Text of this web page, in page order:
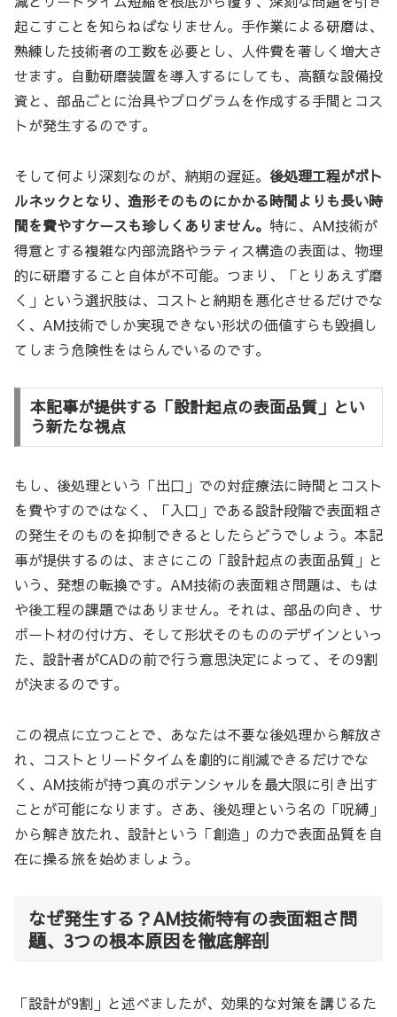
起こすことを知らねばなりません。手作業による研磨は、
熟練した技術者の工数を必要とし、人件費を著しく増大さ
せます。自動研磨装置を導入するにしても、高額な設備投
資と、部品ごとに治具やプログラムを作成する手間とコス
トが発生するのです。
そして何より深刻なのが、納期の遅延。 後処理工程がボト
ルネックとなり、造形そのものにかかる時間よりも長い時
間を費やすケースも珍しくありません。 特に、AM技術が
得意とする複雑な内部流路やラティス構造の表面は、物理
的に研磨すること自体が不可能。つまり、「とりあえず磨
く」という選択肢は、コストと納期を悪化させるだけでな
く、AM技術でしか実現できない形状の価値すらも毀損し
てしまう危険性をはらんでいるのです。
本記事が提供する「設計起点の表面品質」とい
う新たな視点
もし、後処理という「出口」での対症療法に時間とコスト
を費やすのではなく、「入口」である設計段階で表面粗さ
の発生そのものを抑制できるとしたらどうでしょう。本記
事が提供するのは、まさにこの「設計起点の表面品質」と
いう、発想の転換です。AM技術の表面粗さ問題は、もは
や後工程の課題ではありません。それは、部品の向き、サ
ポート材の付け方、そして形状そのもののデザインといっ
た、設計者がCADの前で行う意思決定によって、その9割
が決まるのです。
この視点に立つことで、あなたは不要な後処理から解放さ
れ、コストとリードタイムを劇的に削減できるだけでな
く、AM技術が持つ真のポテンシャルを最大限に引き出す
ことが可能になります。さあ、後処理という名の「呪縛」
から解き放たれ、設計という「創造」の力で表面品質を自
在に操る旅を始めましょう。
なぜ発生する？AM技術特有の表面粗さ問
題、3つの根本原因を徹底解剖
「設計が9割」と述べましたが、効果的な対策を講じるた